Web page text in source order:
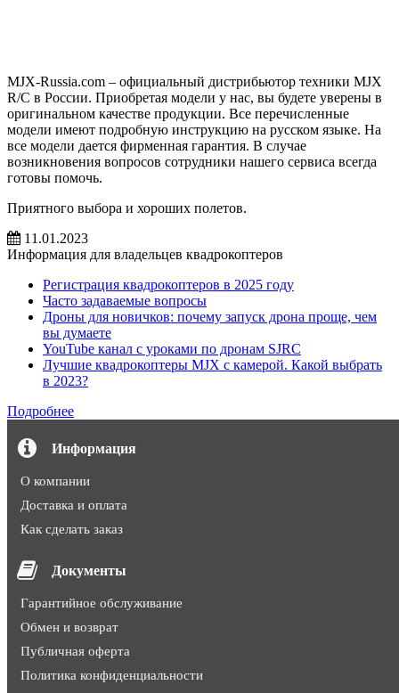
MJX-Russia.com – официальный дистрибьютор техники MJX
R/C в России. Приобретая модели у нас, вы будете уверены в
оригинальном качестве продукции. Все перечисленные
модели имеют подробную инструкцию на русском языке. На
все модели дается фирменная гарантия. В случае
возникновения вопросов сотрудники нашего сервиса всегда
готовы помочь.
Приятного выбора и хороших полетов.
11.01.2023
Информация для владельцев квадрокоптеров
Регистрация квадрокоптеров в 2025 году
Часто задаваемые вопросы
Дроны для новичков: почему запуск дрона проще, чем
вы думаете
YouTube канал с уроками по дронам SJRC
Лучшие квадрокоптеры MJX с камерой. Какой выбрать
в 2023?
Подробнее
Информация
О компании
Доставка и оплата
Как сделать заказ
Документы
Гарантийное обслуживание
Обмен и возврат
Публичная оферта
Политика конфиденциальности